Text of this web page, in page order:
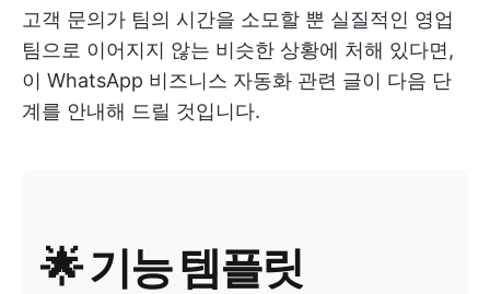
고객 문의가 팀의 시간을 소모할 뿐 실질적인 영업
팀으로 이어지지 않는 비슷한 상황에 처해 있다면,
이 WhatsApp 비즈니스 자동화 관련 글이 다음 단
계를 안내해 드릴 것입니다.
🌟 기능 템플릿